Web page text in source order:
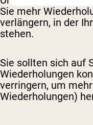
Sie mehr
verlängern, in der
stehen.
Sie sollten sich auf
Wiederholungen
verringern, um
Wiederholungen)